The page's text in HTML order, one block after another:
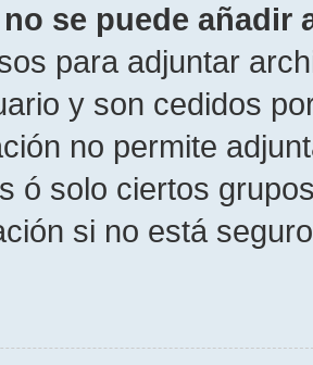
se puede añadir
para adjuntar
y son cedidos
no permite
ó solo ciertos
si no está